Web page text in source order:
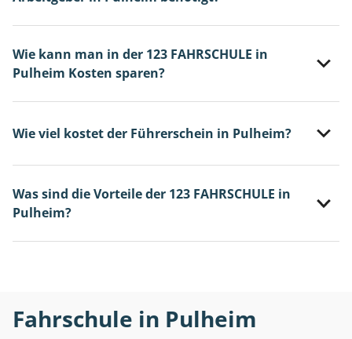
Wie kann man in der 123 FAHRSCHULE in
Pulheim Kosten sparen?
Wie viel kostet der Führerschein in Pulheim?
Was sind die Vorteile der 123 FAHRSCHULE in
Pulheim?
Fahrschule in Pulheim